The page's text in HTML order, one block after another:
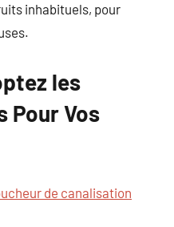
inhabituels, pour
les
Pour Vos
de canalisation